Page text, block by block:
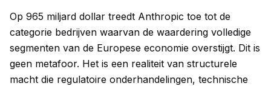
Op 965 miljard dollar treedt Anthropic toe tot de
categorie bedrijven waarvan de waardering volledige
segmenten van de Europese economie overstijgt. Dit is
geen metafoor. Het is een realiteit van structurele
macht die regulatoire onderhandelingen, technische